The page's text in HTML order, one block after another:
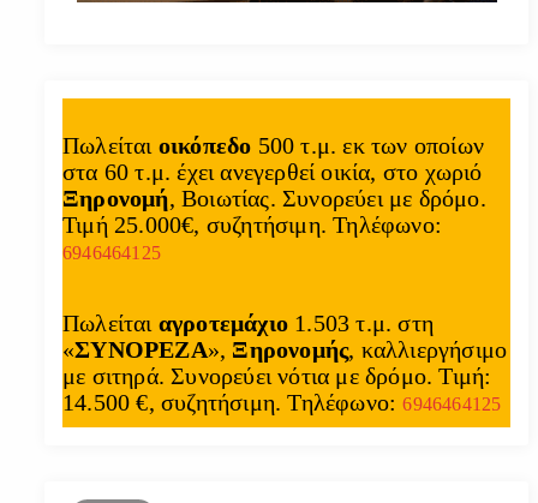
Πωλείται οικόπεδο 500 τ.μ. εκ των οποίων
στα 60 τ.μ. έχει ανεγερθεί οικία, στο χωριό
Ξηρονομή, Βοιωτίας. Συνορεύει με δρόμο.
Τιμή 25.000€, συζητήσιμη. Τηλέφωνο:
6946464125
Πωλείται αγροτεμάχιο 1.503 τ.μ. στη
«ΣΥΝΟΡΕΖΑ», Ξηρονομής, καλλιεργήσιμο
με σιτηρά. Συνορεύει νότια με δρόμο. Τιμή:
14.500 €, συζητήσιμη. Τηλέφωνο:6946464125